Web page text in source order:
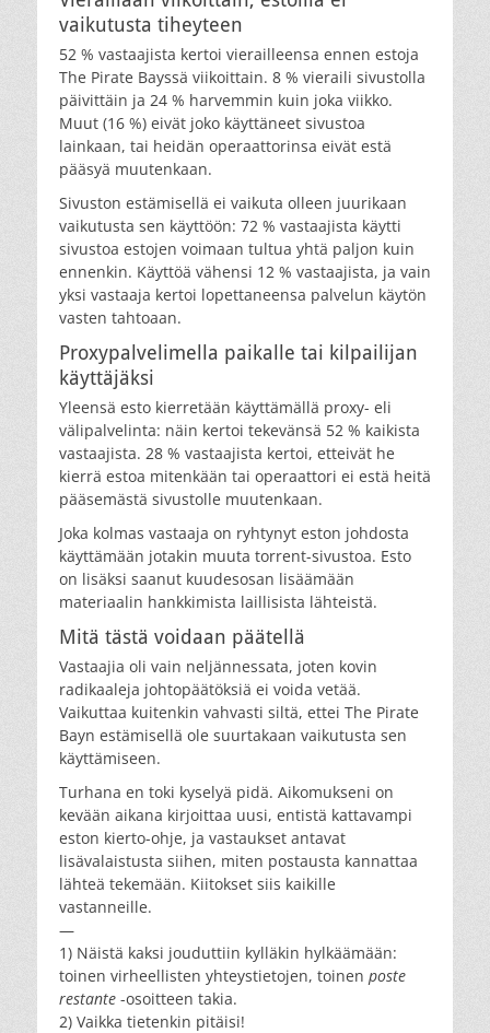
vaikutusta tiheyteen
52 % vastaajista kertoi vierailleensa ennen estoja
The Pirate Bayssä viikoittain. 8 % vieraili sivustolla
päivittäin ja 24 % harvemmin kuin joka viikko.
Muut (16 %) eivät joko käyttäneet sivustoa
lainkaan, tai heidän operaattorinsa eivät estä
pääsyä muutenkaan.
Sivuston estämisellä ei vaikuta olleen juurikaan
vaikutusta sen käyttöön: 72 % vastaajista käytti
sivustoa estojen voimaan tultua yhtä paljon kuin
ennenkin. Käyttöä vähensi 12 % vastaajista, ja vain
yksi vastaaja kertoi lopettaneensa palvelun käytön
vasten tahtoaan.
Proxypalvelimella paikalle tai kilpailijan
käyttäjäksi
Yleensä esto kierretään käyttämällä proxy- eli
välipalvelinta: näin kertoi tekevänsä 52 % kaikista
vastaajista. 28 % vastaajista kertoi, etteivät he
kierrä estoa mitenkään tai operaattori ei estä heitä
pääsemästä sivustolle muutenkaan.
Joka kolmas vastaaja on ryhtynyt eston johdosta
käyttämään jotakin muuta torrent-sivustoa. Esto
on lisäksi saanut kuudesosan lisäämään
materiaalin hankkimista laillisista lähteistä.
Mitä tästä voidaan päätellä
Vastaajia oli vain neljännessata, joten kovin
radikaaleja johtopäätöksiä ei voida vetää.
Vaikuttaa kuitenkin vahvasti siltä, ettei The Pirate
Bayn estämisellä ole suurtakaan vaikutusta sen
käyttämiseen.
Turhana en toki kyselyä pidä. Aikomukseni on
kevään aikana kirjoittaa uusi, entistä kattavampi
eston kierto-ohje, ja vastaukset antavat
lisävalaistusta siihen, miten postausta kannattaa
lähteä tekemään. Kiitokset siis kaikille
vastanneille.
—
1) Näistä kaksi jouduttiin kylläkin hylkäämään:
toinen virheellisten yhteystietojen, toinen poste
restante -osoitteen takia.
2) Vaikka tietenkin pitäisi!